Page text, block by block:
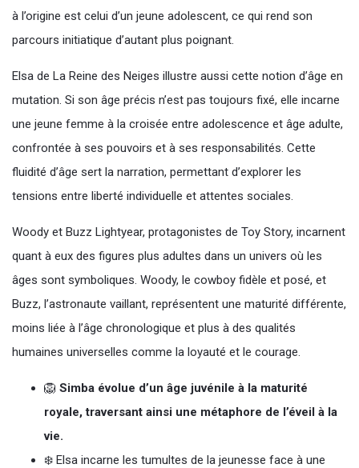
à l’origine est celui d’un jeune adolescent, ce qui rend son
parcours initiatique d’autant plus poignant.
Elsa de La Reine des Neiges illustre aussi cette notion d’âge en
mutation. Si son âge précis n’est pas toujours fixé, elle incarne
une jeune femme à la croisée entre adolescence et âge adulte,
confrontée à ses pouvoirs et à ses responsabilités. Cette
fluidité d’âge sert la narration, permettant d’explorer les
tensions entre liberté individuelle et attentes sociales.
Woody et Buzz Lightyear, protagonistes de Toy Story, incarnent
quant à eux des figures plus adultes dans un univers où les
âges sont symboliques. Woody, le cowboy fidèle et posé, et
Buzz, l’astronaute vaillant, représentent une maturité différente,
moins liée à l’âge chronologique et plus à des qualités
humaines universelles comme la loyauté et le courage.
🦁 Simba évolue d’un âge juvénile à la maturité
royale, traversant ainsi une métaphore de l’éveil à la
vie.
❄️ Elsa incarne les tumultes de la jeunesse face à une